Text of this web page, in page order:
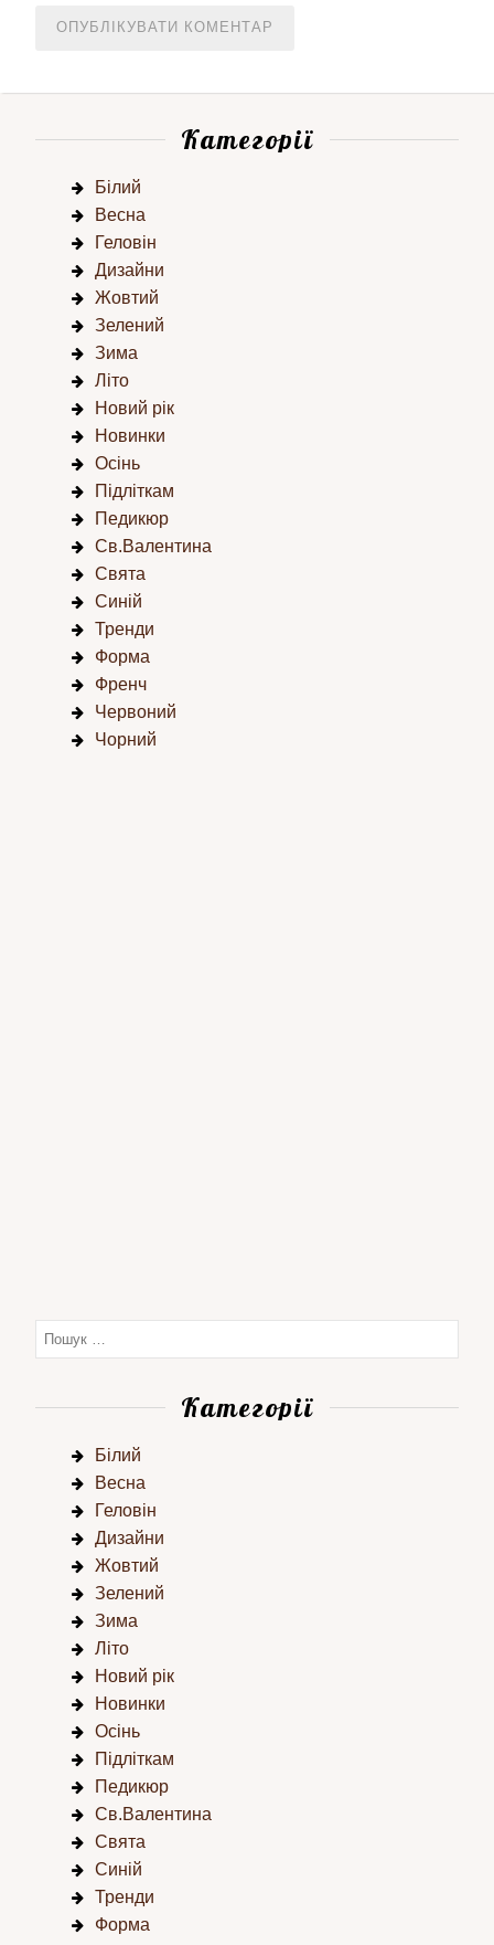
Категорії
Білий
Весна
Геловін
Дизайни
Жовтий
Зелений
Зима
Літо
Новий рік
Новинки
Осінь
Підліткам
Педикюр
Св.Валентина
Свята
Синій
Тренди
Форма
Френч
Червоний
Чорний
Категорії
Білий
Весна
Геловін
Дизайни
Жовтий
Зелений
Зима
Літо
Новий рік
Новинки
Осінь
Підліткам
Педикюр
Св.Валентина
Свята
Синій
Тренди
Форма